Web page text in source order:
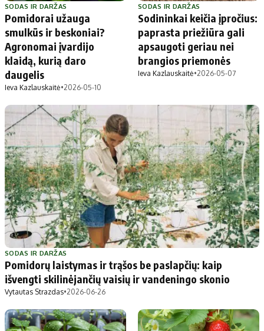
Privatumo politika
Redakcijos politika
Receptai
SODAS IR DARŽAS
Pomidorai užauga
smulkūs ir beskoniai?
Agronomai įvardijo
klaidą, kurią daro
daugelis
Ieva Kazlauskaitė•2026-05-10
SODAS IR DARŽAS
Sodininkai keičia įpročius:
paprasta priežiūra gali
apsaugoti geriau nei
brangios priemonės
Ieva Kazlauskaitė•2026-05-07
SODAS IR DARŽAS
Pomidorų laistymas ir trąšos be paslapčių: kaip
išvengti skilinėjančių vaisių ir vandeningo skonio
Vytautas Strazdas•2026-06-26